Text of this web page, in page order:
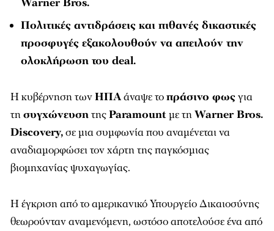
Πολιτικές αντιδράσεις και πιθανές δικαστικές
προσφυγές εξακολουθούν να απειλούν την
ολοκλήρωση του deal.
Η κυβέρνηση τωνΗΠΑάναψε τοπράσινο φωςγια
τησυγχώνευσητηςParamountμε τηWarner Bros.
Discovery,σε μια συμφωνία που αναμένεται να
αναδιαμορφώσει τον χάρτη της παγκόσμιας
βιομηχανίας ψυχαγωγίας.
Η έγκριση από το αμερικανικό Υπουργείο Δικαιοσύνης
θεωρούνταν αναμενόμενη, ωστόσο αποτελούσε ένα από